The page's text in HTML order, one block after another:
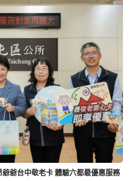
爺台中敬老卡 體驗六都最優惠服務